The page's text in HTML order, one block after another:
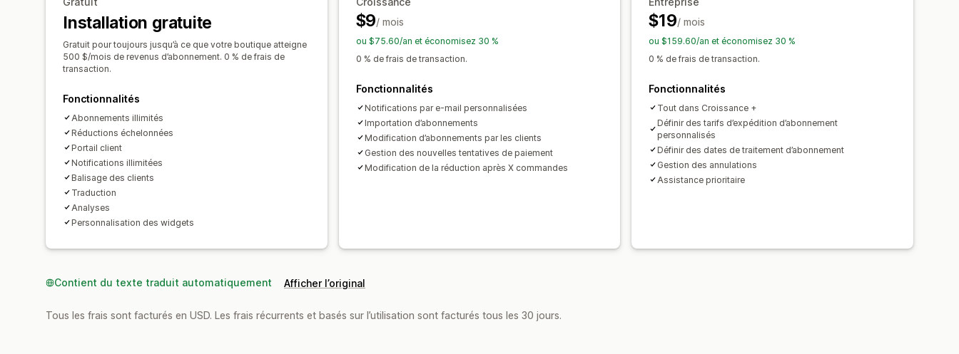
Installation gratuite
Gratuit pour toujours jusqu’à ce que votre boutique atteigne
500 $/mois de revenus d’abonnement. 0 % de frais de
transaction.
Fonctionnalités
Abonnements illimités
Réductions échelonnées
Portail client
Notifications illimitées
Balisage des clients
Traduction
Analyses
Personnalisation des widgets
$9/ mois
ou $75.60/an et économisez 30 %
0 % de frais de transaction.
Fonctionnalités
Notifications par e-mail personnalisées
Importation d’abonnements
Modification d’abonnements par les clients
Gestion des nouvelles tentatives de paiement
Modification de la réduction après X commandes
$19/ mois
ou $159.60/an et économisez 30 %
0 % de frais de transaction.
Fonctionnalités
Tout dans Croissance +
Définir des tarifs d’expédition d’abonnement
personnalisés
Définir des dates de traitement d’abonnement
Gestion des annulations
Assistance prioritaire
Contient du texte traduit automatiquement Afficher l’original
Tous les frais sont facturés en USD. Les frais récurrents et basés sur l’utilisation sont facturés tous les 30 jours.